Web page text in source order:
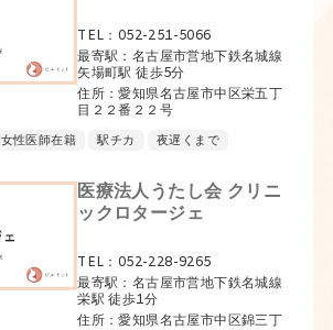
TEL：052-251-5066
最寄駅：名古屋市営地下鉄名城線
矢場町駅 徒歩5分
住所：愛知県名古屋市中区栄五丁
目２２番２２号
女性医師在籍 駅チカ 夜遅くまで
医療法人うたし会 クリニ
ックロタージェ
TEL：052-228-9265
最寄駅：名古屋市営地下鉄名城線
栄駅 徒歩1分
住所：愛知県名古屋市中区錦三丁